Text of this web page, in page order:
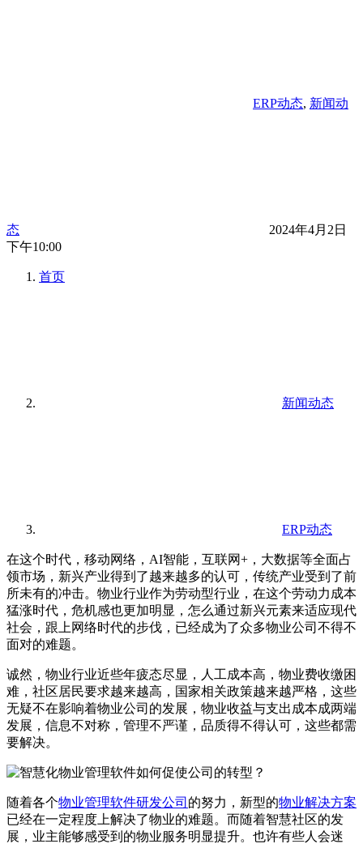
ERP动态, 新闻动
态
2024年4月2日
下午10:00
首页
新闻动态
ERP动态
在这个时代，移动网络，AI智能，互联网+，大数据等全面占
领市场，新兴产业得到了越来越多的认可，传统产业受到了前
所未有的冲击。物业行业作为劳动型行业，在这个劳动力成本
猛涨时代，危机感也更加明显，怎么通过新兴元素来适应现代
社会，跟上网络时代的步伐，已经成为了众多物业公司不得不
面对的难题。
诚然，物业行业近些年疲态尽显，人工成本高，物业费收缴困
难，社区居民要求越来越高，国家相关政策越来越严格，这些
无疑不在影响着物业公司的发展，物业收益与支出成本成两端
发展，信息不对称，管理不严谨，品质得不得认可，这些都需
要解决。
随着各个物业管理软件研发公司 的努力，新型的物业解决方案
已经在一定程度上解决了物业的难题。而随着智慧社区的发
展，业主能够感受到的物业服务明显提升。也许有些人会迷